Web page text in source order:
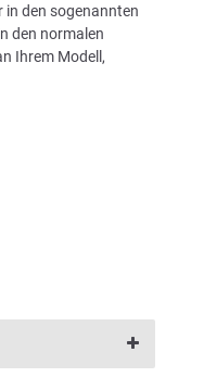
in den sogenannten
den normalen
Ihrem Modell,